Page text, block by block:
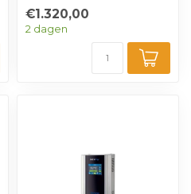
op het moment da...
€1.320,00
2 dagen